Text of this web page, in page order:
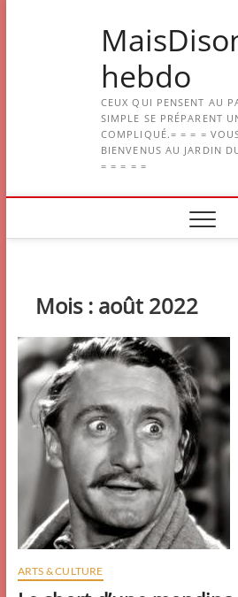
hebdo
CEUX QUI PENSENT AU
SIMPLE SE PRÉPARENT
COMPLIQUÉ.= = = =
BIENVENUS AU JARDIN
= = = = =
Mois : août 2022
ARTS & CULTURE